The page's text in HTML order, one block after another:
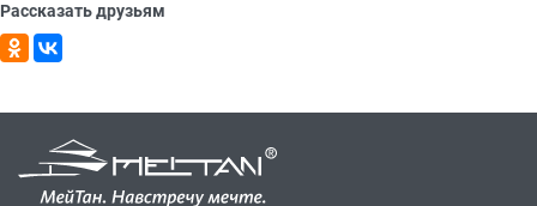
Рассказать друзьям